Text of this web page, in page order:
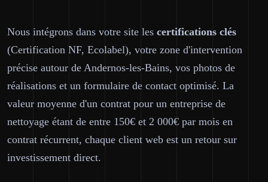
Nous intégrons dans votre site les certifications clés
(Certification NF, Ecolabel), votre zone d'intervention
précise autour de Andernos-les-Bains, vos photos de
réalisations et un formulaire de contact optimisé. La
valeur moyenne d'un contrat pour un entreprise de
nettoyage étant de entre 150€ et 2 000€ par mois en
contrat récurrent, chaque client web est un retour sur
investissement direct.